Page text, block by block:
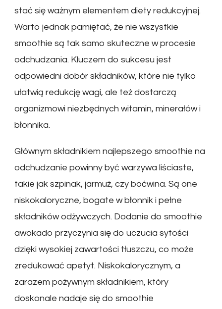
stać się ważnym elementem diety redukcyjnej.
Warto jednak pamiętać, że nie wszystkie
smoothie są tak samo skuteczne w procesie
odchudzania. Kluczem do sukcesu jest
odpowiedni dobór składników, które nie tylko
ułatwią redukcję wagi, ale też dostarczą
organizmowi niezbędnych witamin, minerałów i
błonnika.
Głównym składnikiem najlepszego smoothie na
odchudzanie powinny być warzywa liściaste,
takie jak szpinak, jarmuż, czy boćwina. Są one
niskokaloryczne, bogate w błonnik i pełne
składników odżywczych. Dodanie do smoothie
awokado przyczynia się do uczucia sytości
dzięki wysokiej zawartości tłuszczu, co może
zredukować apetyt. Niskokalorycznym, a
zarazem pożywnym składnikiem, który
doskonale nadaje się do smoothie